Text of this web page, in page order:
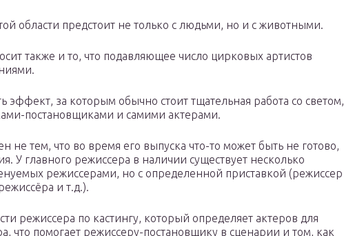
области предстоит не только с людьми, но и с животными.
также и то, что подавляющее число цирковых артистов
эффект, за которым обычно стоит тщательная работа со светом,
постановщиками и самими актерами.
не тем, что во время его выпуска что-то может быть не готово,
У главного режиссера в наличии существует несколько
режиссерами, но с определенной приставкой (режиссер
и т.д.).
режиссера по кастингу, который определяет актеров для
что помогает режиссеру-постановщику в сценарии и том, как